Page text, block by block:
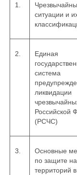
1.
ситуации и
2.
Единая
система
ликвидации
Российской
(РСЧС)
3.
Основные
по защите
территорий в